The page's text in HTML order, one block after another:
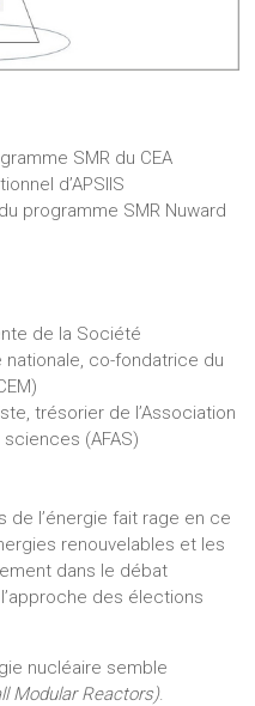
SMR du CEA
d’APSIIS
programme SMR Nuward
de la Société
nationale, co-fondatrice du
trésorier de l’Association
(AFAS)
l’énergie fait rage en ce
renouvelables et les
dans le débat
des élections
nucléaire semble
Modular Reactors).